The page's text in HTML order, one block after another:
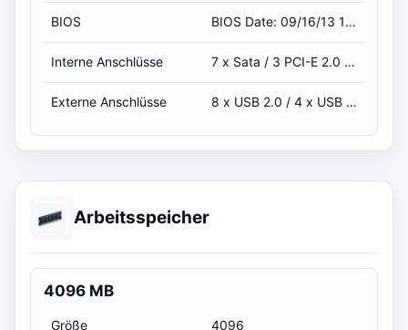
BIOS BIOS Date: 09/16/13 19:29:27 Ver: 04.06.05 / 16.09.2013 02:00:00
Interne Anschlüsse 7 x Sata / 3 PCI-E 2.0 x16
Externe Anschlüsse 8 x USB 2.0 / 4 x USB 3.0 / 1x E-Sata / 1x PS/2
Arbeitsspeicher
4096 MB
Größe 4096